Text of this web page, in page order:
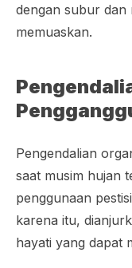
dengan subur dan
memuaskan.
Pengendalian
saat musim hujan
penggunaan
karena itu,
hayati yang dapat